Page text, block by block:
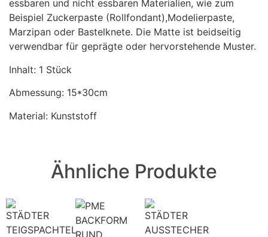
essbaren und nicht essbaren Materialien, wie zum
Beispiel Zuckerpaste (Rollfondant),Modelierpaste,
Marzipan oder Bastelknete. Die Matte ist beidseitig
verwendbar für geprägte oder hervorstehende Muster.
Inhalt: 1 Stück
Abmessung: 15*30cm
Material: Kunststoff
Ähnliche Produkte